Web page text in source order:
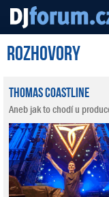
Server o DJ technice a
Rozhovory
Thomas Coastline
Aneb jak to chodí u